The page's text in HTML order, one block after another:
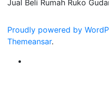
Jual Beli Rumah Ruko
Proudly powered by
Themeansar.